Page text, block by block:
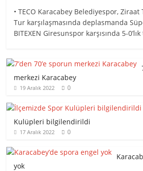
• TECO Karacabey Belediyespor, Ziraat
Tur karşılaşmasında deplasmanda
BITEXEN Giresunspor karşısında 5-
merkezi Karacabey
19 Aralık 2022 0
Kulüpleri bilgilendirildi
17 Aralık 2022 0
yok